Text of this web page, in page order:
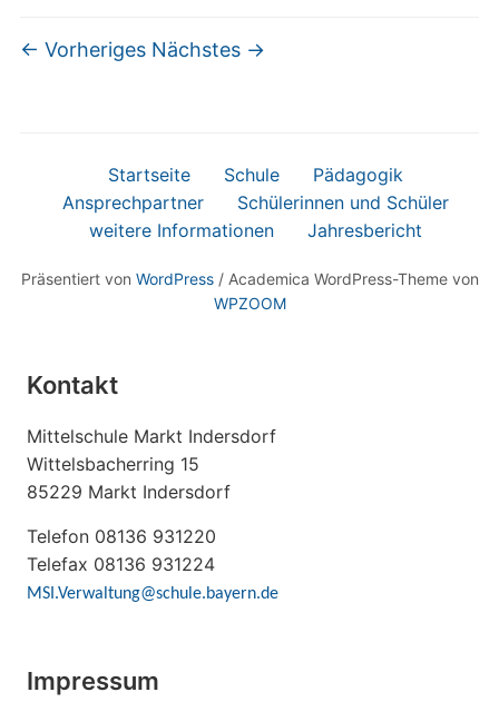
← Vorheriges Nächstes →
Startseite Schule
Pädagogik
Ansprechpartner
Schülerinnen und Schüler
weitere Informationen
Jahresbericht
Präsentiert von WordPress/ Academica WordPress-Theme von
WPZOOM
Kontakt
Mittelschule Markt Indersdorf
Wittelsbacherring 15
85229 Markt Indersdorf
Telefon 08136 931220
Telefax 08136 931224
MSI.Verwaltung@schule.bayern.de
Impressum